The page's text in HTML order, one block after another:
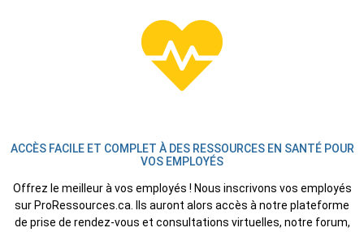
ACCÈS FACILE ET COMPLET À DES RESSOURCES EN SANTÉ POUR
VOS EMPLOYÉS
Offrez le meilleur à vos employés ! Nous inscrivons vos employés
sur ProRessources.ca. Ils auront alors accès à notre plateforme
de prise de rendez-vous et consultations virtuelles, notre forum,